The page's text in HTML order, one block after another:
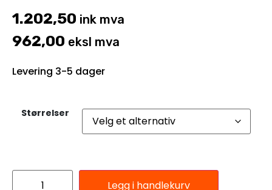
1.202,50 ink mva
962,00 eksl mva
Levering 3-5 dager
Størrelser
Legg i handlekurv